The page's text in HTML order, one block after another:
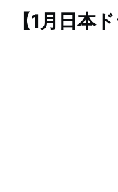
【1月日本